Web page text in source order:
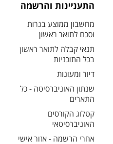
התעניינות והרשמה
מחשבון ממוצע בגרות
וסכם לתואר ראשון
תנאי קבלה לתואר ראשון
בכל התוכניות
דיור ומעונות
שנתון האוניברסיטה - כל
התארים
קטלוג הקורסים
האוניברסיטאי
אחרי הרשמה - אזור אישי